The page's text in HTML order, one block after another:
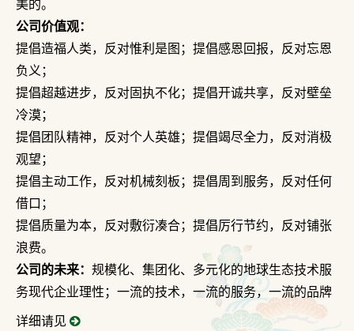
美的。
公司价值观：
提倡造福人类，反对惟利是图；提倡感恩回报，反对忘恩
负义；
提倡超越进步，反对固执不化；提倡开诚共享，反对壁垒
冷漠；
提倡团队精神，反对个人英雄；提倡竭尽全力，反对消极
观望；
提倡主动工作，反对机械刻板；提倡周到服务，反对任何
借口；
提倡质量为本，反对敷衍凑合；提倡厉行节约，反对铺张
浪费。
公司的未来： 规模化、集团化、多元化的地球生态技术服
务现代企业理性；一流的技术，一流的服务，一流的品牌
详细请见